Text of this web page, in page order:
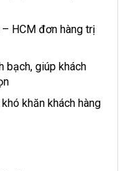
HCM đơn hàng trị
bạch, giúp khách
khăn khách hàng